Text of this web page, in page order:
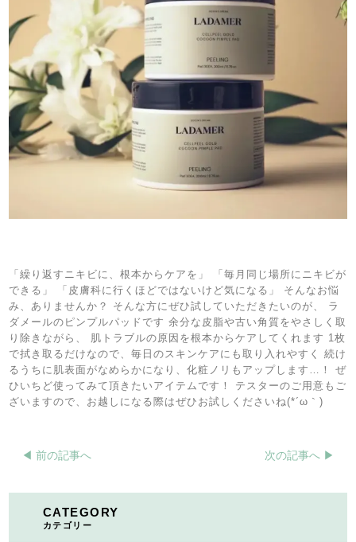
「繰り返すニキビに、根本からケアを」 「毎月同じ場所にニキビが
できる」 「皮膚科に行くほどではないけど気になる」 そんなお悩
み、ありませんか？ そんな方にぜひ試していただきたいのが、 ラ
ダメールのピンプルパッドです 余分な皮脂や古い角質をやさしく取
り除きながら、 肌トラブルの原因を根本からケアしてくれます 1枚
で拭き取るだけなので、毎日のスキンケアにも取り入れやすく 続け
るうちに肌表面がなめらかになり、化粧ノリもアップします…！ ぜ
ひいちど使ってみて頂きたいアイテムです！ テスターのご用意もご
ざいますので、お越しになる際はぜひお試しくださいね(*´ω｀)
◀︎ 前の記事へ 次の記事へ ▶︎
CATEGORY
カテゴリー